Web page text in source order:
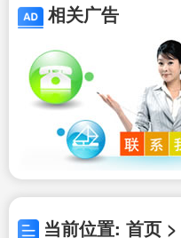
相关广告
当前位置: 首页